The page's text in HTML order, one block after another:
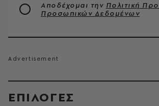
EΠΙΛΟΓΈΣ
Αποδέχομαι την Πολιτική
Προσωπικών Δεδομένων